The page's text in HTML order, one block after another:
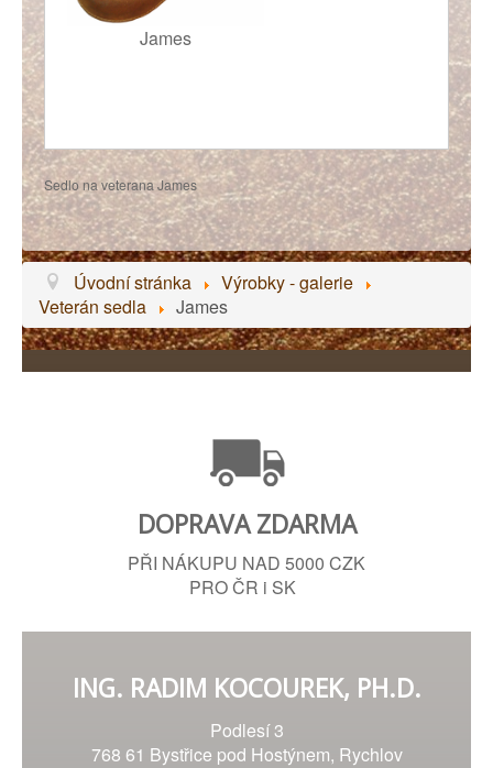
James
Sedlo na veterana James
Úvodní stránka
Výrobky - galerie
Veterán sedla
James
DOPRAVA ZDARMA
PŘI NÁKUPU NAD 5000 CZK
PRO ČR i SK
ING. RADIM KOCOUREK, PH.D.
Podlesí 3
768 61 Bystřice pod Hostýnem, Rychlov